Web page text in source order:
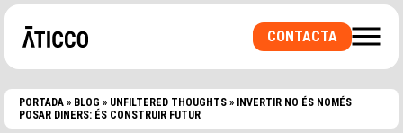
CONTACTA
PORTADA » BLOG » UNFILTERED THOUGHTS » INVERTIR NO ÉS NOMÉS
POSAR DINERS: ÉS CONSTRUIR FUTUR